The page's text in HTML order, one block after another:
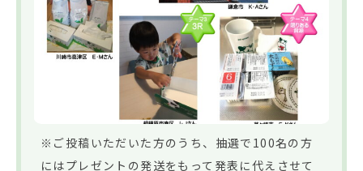
※ご投稿いただいた方のうち、抽選で100名の方
にはプレゼントの発送をもって発表に代えさせて